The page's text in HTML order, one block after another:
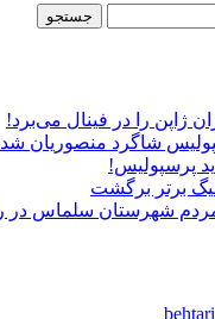
ژاپن را در فینال می‌برد!
شاگرد منصوریان شد
پرسپولیس!
برتر برگشت